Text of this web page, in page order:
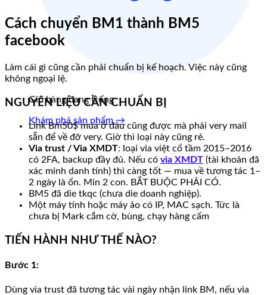
Giỏ hàng đang trống
Khám phá sản phẩm →
Cách chuyển BM1 thành BM5
facebook
Làm cái gì cũng cần phải chuẩn bị kế hoạch. Việc này cũng
không ngoại lệ.
NGUYÊN LIỆU CẦN CHUẨN BỊ
Link Bm50$ mua ở đâu cũng được mà phải very mail
sẵn để về đỡ very. Giờ thì loại này cũng rẻ.
Via trust / Via XMDT: loại via việt cổ tầm 2015–2016
có 2FA, backup đầy đủ. Nếu có via XMDT (tài khoản đã
xác minh danh tính) thì càng tốt — mua về tương tác 1–
2 ngày là ổn. Min 2 con. BẮT BUỘC PHẢI CÓ.
BM5 đã die tkqc (chưa die doanh nghiệp).
Một máy tính hoặc máy ảo có IP, MAC sạch. Tức là
chưa bị Mark cắm cờ, bùng, chạy hàng cấm
TIẾN HÀNH NHƯ THẾ NÀO?
Bước 1:
Dùng via trust đã tương tác vài ngày nhận link BM, nếu via